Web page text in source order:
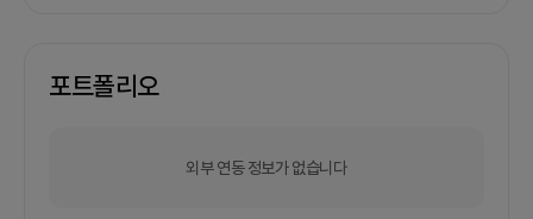
포트폴리오
외부 연동 정보가 없습니다